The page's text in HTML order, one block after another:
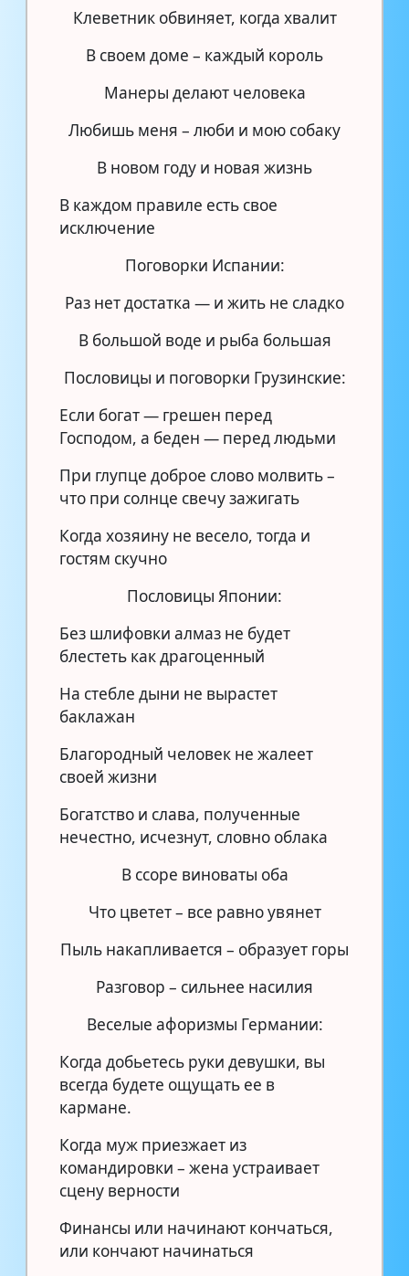
Клеветник обвиняет, когда хвалит
В своем доме – каждый король
Манеры делают человека
Любишь меня – люби и мою собаку
В новом году и новая жизнь
В каждом правиле есть свое
исключение
Поговорки Испании:
Раз нет достатка — и жить не сладко
В большой воде и рыба большая
Пословицы и поговорки Грузинские:
Если богат — грешен перед
Господом, а беден — перед людьми
При глупце доброе слово молвить –
что при солнце свечу зажигать
Когда хозяину не весело, тогда и
гостям скучно
Пословицы Японии:
Без шлифовки алмаз не будет
блестеть как драгоценный
На стебле дыни не вырастет
баклажан
Благородный человек не жалеет
своей жизни
Богатство и слава, полученные
нечестно, исчезнут, словно облака
В ссоре виноваты оба
Что цветет – все равно увянет
Пыль накапливается – образует горы
Разговор – сильнее насилия
Веселые афоризмы Германии:
Когда добьетесь руки девушки, вы
всегда будете ощущать ее в
кармане.
Когда муж приезжает из
командировки – жена устраивает
сцену верности
Финансы или начинают кончаться,
или кончают начинаться